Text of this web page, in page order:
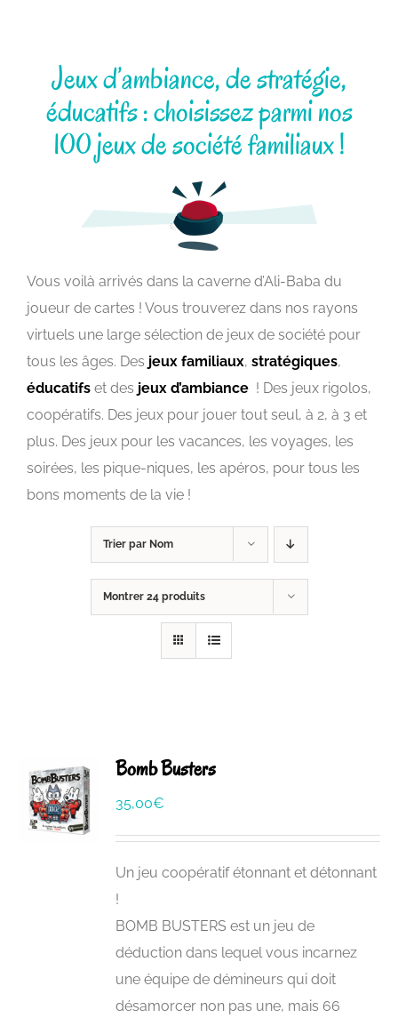
Jeux d’ambiance, de stratégie,
éducatifs : choisissez parmi nos
100 jeux de société familiaux !
Vous voilà arrivés dans la caverne d’Ali-Baba du
joueur de cartes ! Vous trouverez dans nos rayons
virtuels une large sélection de jeux de société pour
tous les âges. Des jeux familiaux, stratégiques,
éducatifset des jeux d’ambiance! Des jeux rigolos,
coopératifs. Des jeux pour jouer tout seul, à 2, à 3 et
plus. Des jeux pour les vacances, les voyages, les
soirées, les pique-niques, les apéros, pour tous les
bons moments de la vie !
Trier par Nom
Montrer 24 produits
Bomb Busters
35,00€
Un jeu coopératif étonnant et détonnant
!
BOMB BUSTERS est un jeu de
déduction dans lequel vous incarnez
une équipe de démineurs qui doit
désamorcer non pas une, mais 66